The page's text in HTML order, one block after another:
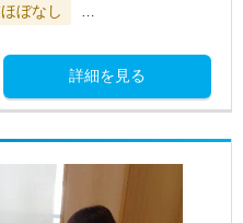
ぼなし …
詳細を見る